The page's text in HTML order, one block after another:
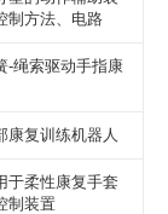
制方法、电路
‑绳索驱动手指康
康复训练机器人
于柔性康复手套
制装置